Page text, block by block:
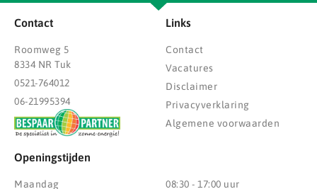
Contact
Roomweg 5
8334 NR Tuk
0521-764012
06-21995394
Links
Contact
Vacatures
Disclaimer
Privacyverklaring
Algemene voorwaarden
Openingstijden
Maandag
08:30 - 17:00 uur